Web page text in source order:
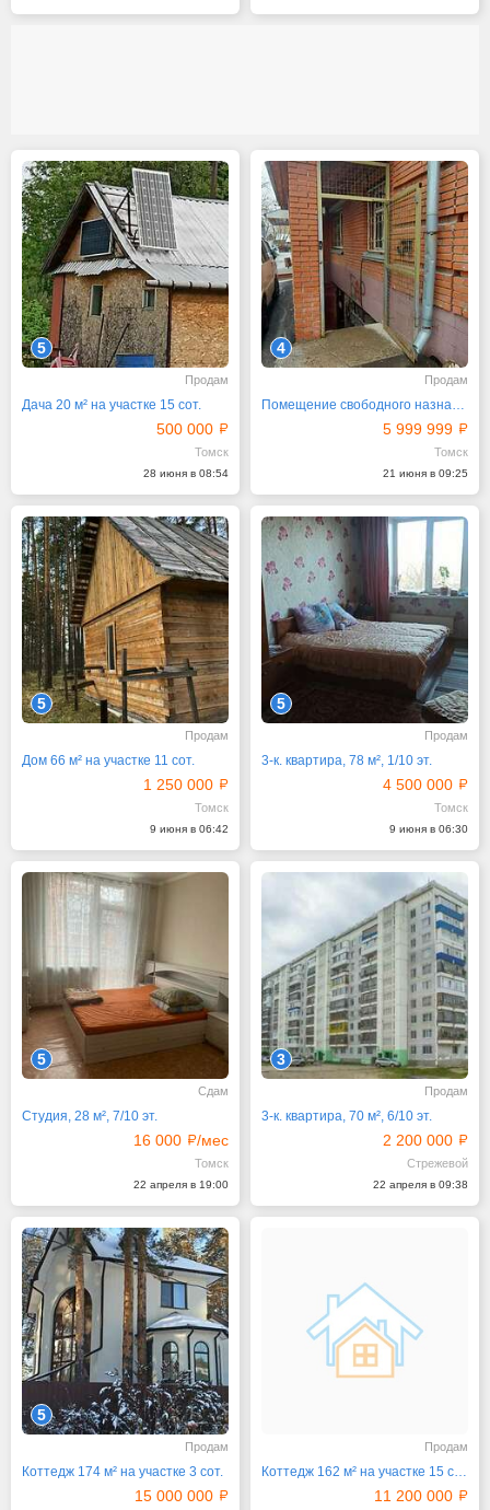
5
Продам
Дача 20 м² на участке 15 сот.
500 000
Томск
28 июня в 08:54
4
Продам
5 999 999
Томск
21 июня в 09:25
5
Продам
Дом 66 м² на участке 11 сот.
1 250 000
Томск
9 июня в 06:42
5
Продам
3-к. квартира, 78 м², 1/10 эт.
4 500 000
Томск
9 июня в 06:30
5
Сдам
Студия, 28 м², 7/10 эт.
16 000 /мес
Томск
22 апреля в 19:00
3
Продам
3-к. квартира, 70 м², 6/10 эт.
2 200 000
Стрежевой
22 апреля в 09:38
5
Продам
Коттедж 174 м² на участке 3 сот.
15 000 000
Продам
11 200 000